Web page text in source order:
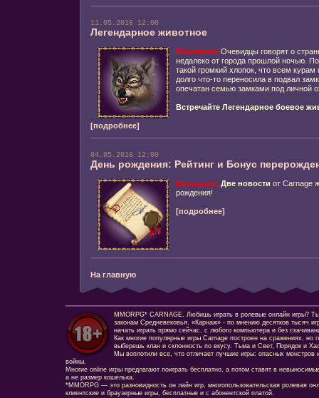
11.05.2016 12:00
Легендарное животное
Внимание! Очевидцы говорят о
недалеко от города прошлой ночью.
такой громкий хлопок, что всем
долго что-то переносила в подвал
опечатан семью замками под личной
Встречайте Легендарное боевое
[подробнее]
04.05.2016 12:00
День рождения: Рейтинг и Бонус
Внимание! Две новости от Carnage
рождения!
[подробнее]
На главную
MMORPG* CARNAGE. Любишь играть в ролевые онлайн игры?
законам Средневековья. «Карнаж» - по мнению десятков тысяч
начать играть прямо сейчас, с любого компьютера и без
Как многие популярные игры Carnage построен на сражениях, но
выберешь клан и склонность по вкусу. Тьма и Свет, Порядок и
Мы воплотили все, что отличает лучшие игры: опасных монстров
войны.
Многие online игры предлагают поиграть бесплатно, а потом ставят в
а не размер кошелька.
*MMORPG — это разновидность он лайн игр, многопользовательская ролевая
клиентские и браузерные игры, бесплатные и с абонентской платой.